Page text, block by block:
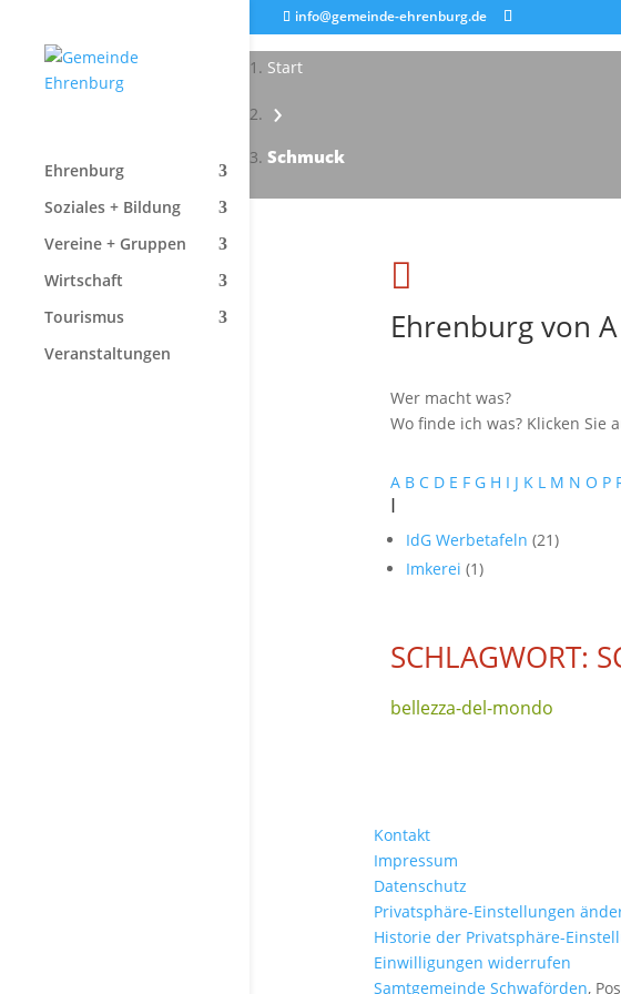
info@gemeinde-ehrenburg.de
Ehrenburg
Soziales + Bildung
Vereine + Gruppen
Wirtschaft
Tourismus
Veranstaltungen
Start
›
Schmuck

Ehrenburg von A
Wer macht was?
Wo finde ich was? Klicken
A B C D E F G H I J K L M N O P
I
IdG Werbetafeln (21)
Imkerei (1)
SCHLAGWORT:
bellezza-del-mondo
Kontakt
Impressum
Datenschutz
Privatsphäre-Einstellungen
Historie der Privatsphäre-
Einwilligungen widerrufen
Samtgemeinde Schwaförden,